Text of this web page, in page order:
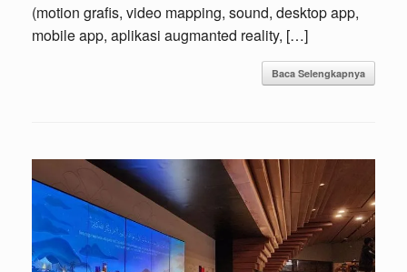
(motion grafis, video mapping, sound, desktop app,
mobile app, aplikasi augmanted reality, […]
Baca Selengkapnya